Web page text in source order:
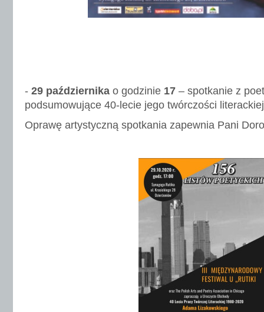
- 29 października o godzinie 17 – spotkanie z
podsumowujące 40-lecie jego twórczości
Oprawę artystyczną spotkania zapewnia Pani